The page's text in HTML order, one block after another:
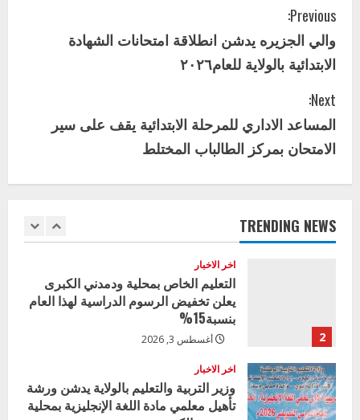
C
o
n
t
i
n
u
e
e
a
d
Previous:
والي الجزيره يدشن انطلاقة امتحانات الشهادة
الابتدائية بالولاية للعام٢٠٢٦
Next:
المساعد الاداري للمرحلة الابتدائية يقف على سير
الامتحان بمركز الطالباب المختلط
TRENDING NEWS
4
5
اخر الاخبار
إدارة الأنشطة المدرسية بمحلية مدني
يوليو 29, 2026
1
اخر الاخبار
2
اخر الاخبار
التعليم الخاص بمحلية ودمدني الكبرى
يعلن تخفيض الرسوم الدراسية لهذا العام
بنسبة15%
أغسطس 3, 2026
اخر الاخبار
وزير التربية والتعليم بالولاية يدشن ورشة
تأهيل معلمي مادة اللغة الإنجليزية بمحلية